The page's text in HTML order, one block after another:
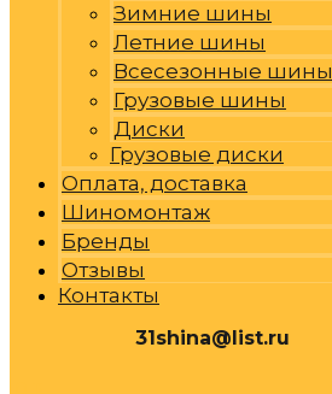
Зимние шины
Летние шины
Всесезонные шины
Грузовые шины
Диски
Грузовые диски
Оплата, доставка
Шиномонтаж
Бренды
Отзывы
Контакты
31shina@list.ru